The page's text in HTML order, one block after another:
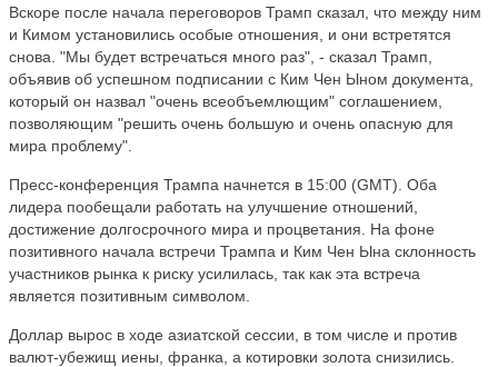
Вскоре после начала переговоров Трамп сказал, что между ним
и Кимом установились особые отношения, и они встретятся
снова. "Мы будет встречаться много раз", - сказал Трамп,
объявив об успешном подписании с Ким Чен Ыном документа,
который он назвал "очень всеобъемлющим" соглашением,
позволяющим "решить очень большую и очень опасную для
мира проблему".
Пресс-конференция Трампа начнется в 15:00 (GMT). Оба
лидера пообещали работать на улучшение отношений,
достижение долгосрочного мира и процветания. На фоне
позитивного начала встречи Трампа и Ким Чен Ына склонность
участников рынка к риску усилилась, так как эта встреча
является позитивным символом.
Доллар вырос в ходе азиатской сессии, в том числе и против
валют-убежищ иены, франка, а котировки золота снизились.